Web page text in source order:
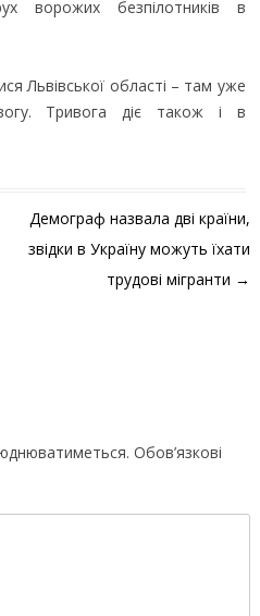
ворожих безпілотників в
Львівської області – там уже
Тривога діє також і в
Демограф назвала дві країни,
звідки в Україну можуть їхати
трудові мігранти →
Обов’язкові